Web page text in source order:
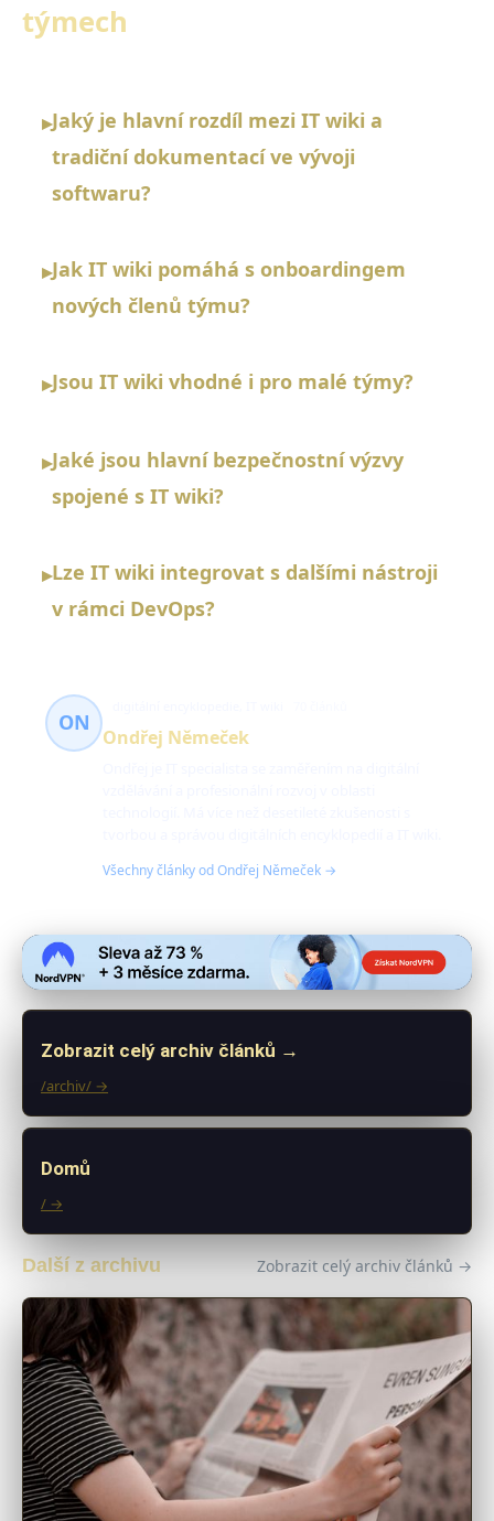
týmech
▸Jaký je hlavní rozdíl mezi IT wiki a
tradiční dokumentací ve vývoji
softwaru?
▸Jak IT wiki pomáhá s onboardingem
nových členů týmu?
▸Jsou IT wiki vhodné i pro malé týmy?
▸Jaké jsou hlavní bezpečnostní výzvy
spojené s IT wiki?
▸Lze IT wiki integrovat s dalšími nástroji
v rámci DevOps?
ON
Ondřej Němeček
Všechny články od Ondřej Němeček →
Zobrazit celý archiv článků →
/archiv/ →
Domů
/ →
Další z archivu Zobrazit celý archiv článků →